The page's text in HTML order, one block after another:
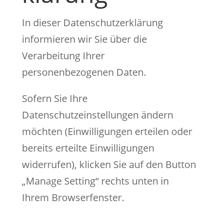
In dieser Datenschutzerklärung
informieren wir Sie über die
Verarbeitung Ihrer
personenbezogenen Daten.
Sofern Sie Ihre
Datenschutzeinstellungen ändern
möchten (Einwilligungen erteilen oder
bereits erteilte Einwilligungen
widerrufen), klicken Sieauf den Button
„Manage Setting“ rechts unten in
Ihrem Browserfenster.